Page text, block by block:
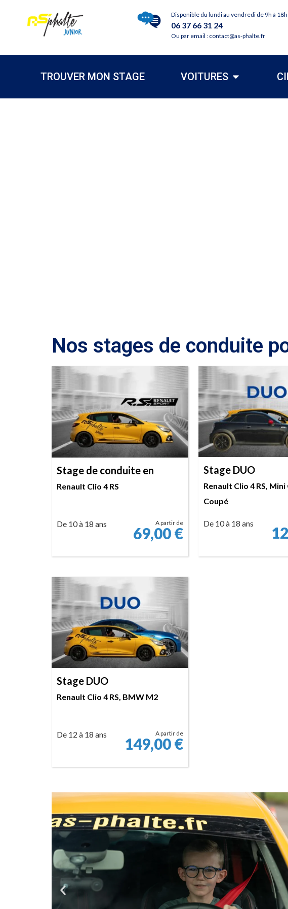
Disponible du lundi au vendredi de 9h à 18h
06 37 66 31 24
Ou par email : contact@as-phalte.fr
TROUVER MON STAGE VOITURES
Nos stages de conduite
Stage de conduite en
Renault Clio 4 RS
De 10 à 18 ans A partir de
69,00€
Stage DUO
Renault Clio 4 RS,
Coupé
De 10 à 18 ans
Stage DUO
Renault Clio 4 RS, BMW M2
De 12 à 18 ans A partir de
149,00€